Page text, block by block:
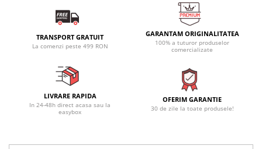
TRANSPORT GRATUIT
La comenzi peste 499 RON
GARANTAM ORIGINALITATEA
100% a tuturor produselor
comercializate
LIVRARE RAPIDA
In 24-48h direct acasa sau la
easybox
OFERIM GARANTIE
30 de zile la toate produsele!